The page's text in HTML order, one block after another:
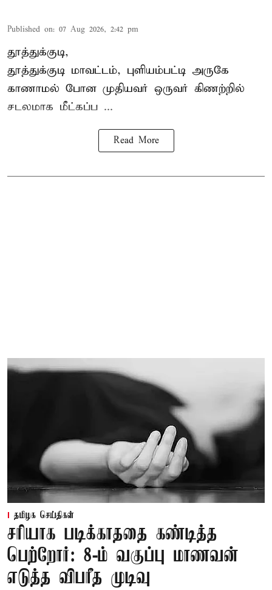
Published on: 07 Aug 2026, 2:42 pm
தூத்துக்குடி,
தூத்துக்குடி மாவட்டம், புளியம்பட்டி அருகே
காணாமல் போன முதியவர் ஒருவர் கிணற்றில்
சடலமாக மீட்கப்ப ...
Read More
தமிழக செய்திகள்
சரியாக படிக்காததை கண்டித்த
பெற்றோர்: 8-ம் வகுப்பு மாணவன்
எடுத்த விபரீத முடிவு